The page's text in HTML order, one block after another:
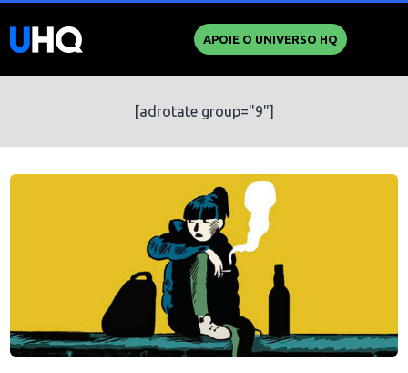
APOIE O UNIVERSO HQ
[adrotate group="9"]